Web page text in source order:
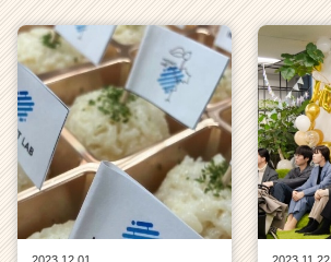
2023.12.01
2023.11.22